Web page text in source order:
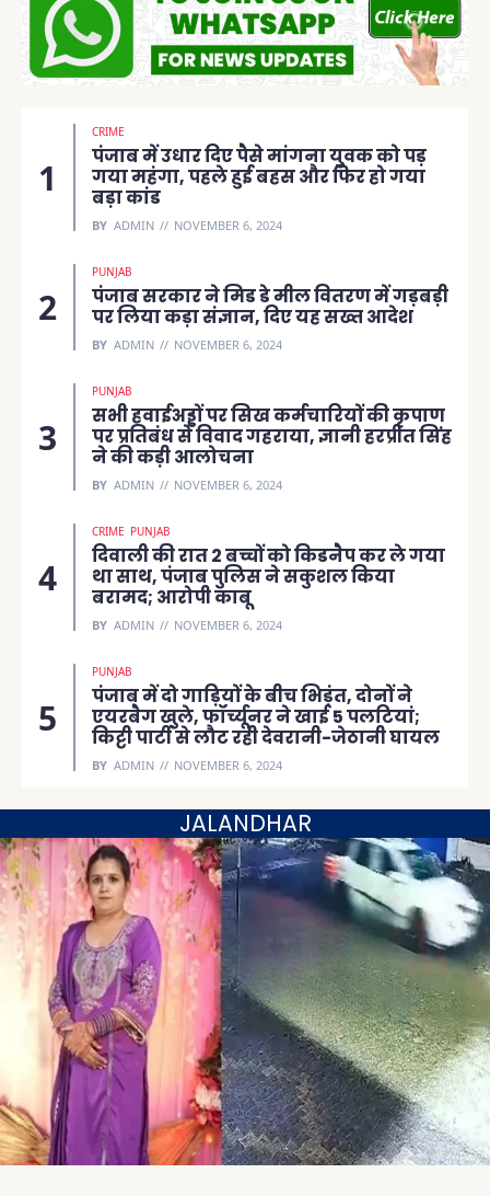
CRIME
पंजाब में उधार दिए पैसे मांगना युवक को पड़
गया महंगा, पहले हुई बहस और फिर हो गया
बड़ा कांड
BY ADMIN NOVEMBER 6, 2024
PUNJAB
पंजाब सरकार ने मिड डे मील वितरण में गड़बड़ी
पर लिया कड़ा संज्ञान, दिए यह सख्त आदेश
BY ADMIN NOVEMBER 6, 2024
PUNJAB
सभी हवाईअड्डों पर सिख कर्मचारियों की कृपाण
पर प्रतिबंध से विवाद गहराया, ज्ञानी हरप्रीत सिंह
ने की कड़ी आलोचना
BY ADMIN NOVEMBER 6, 2024
CRIME PUNJAB
दिवाली की रात 2 बच्चों को किडनैप कर ले गया
था साथ, पंजाब पुलिस ने सकुशल किया
बरामद; आरोपी काबू
BY ADMIN NOVEMBER 6, 2024
PUNJAB
पंजाब में दो गाड़ियों के बीच भिड़ंत, दोनों ने
एयरबैग खुले, फॉर्च्यूनर ने खाई 5 पलटियां;
किट्टी पार्टी से लौट रही देवरानी-जेठानी घायल
BY ADMIN NOVEMBER 6, 2024
JALANDHAR